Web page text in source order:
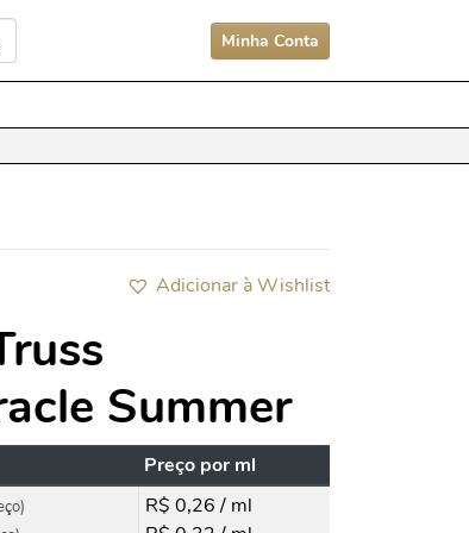
Minha Conta
Adicionar à Wishlist
Summer
Preço por ml
R$ 0,26 / ml